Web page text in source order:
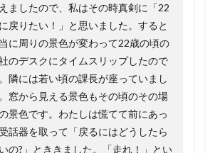
ましたので、私はその時真剣に「22
戻りたい！」と思いました。すると
に周りの景色が変わって22歳の頃の
のデスクにタイムスリップしたので
隣には若い頃の課長が座っていまし
窓から見える景色もその頃のその場
景色です。わたしは慌てて前にあっ
話器を取って「戻るにはどうしたら
の?」とききました。「走れ！」とい